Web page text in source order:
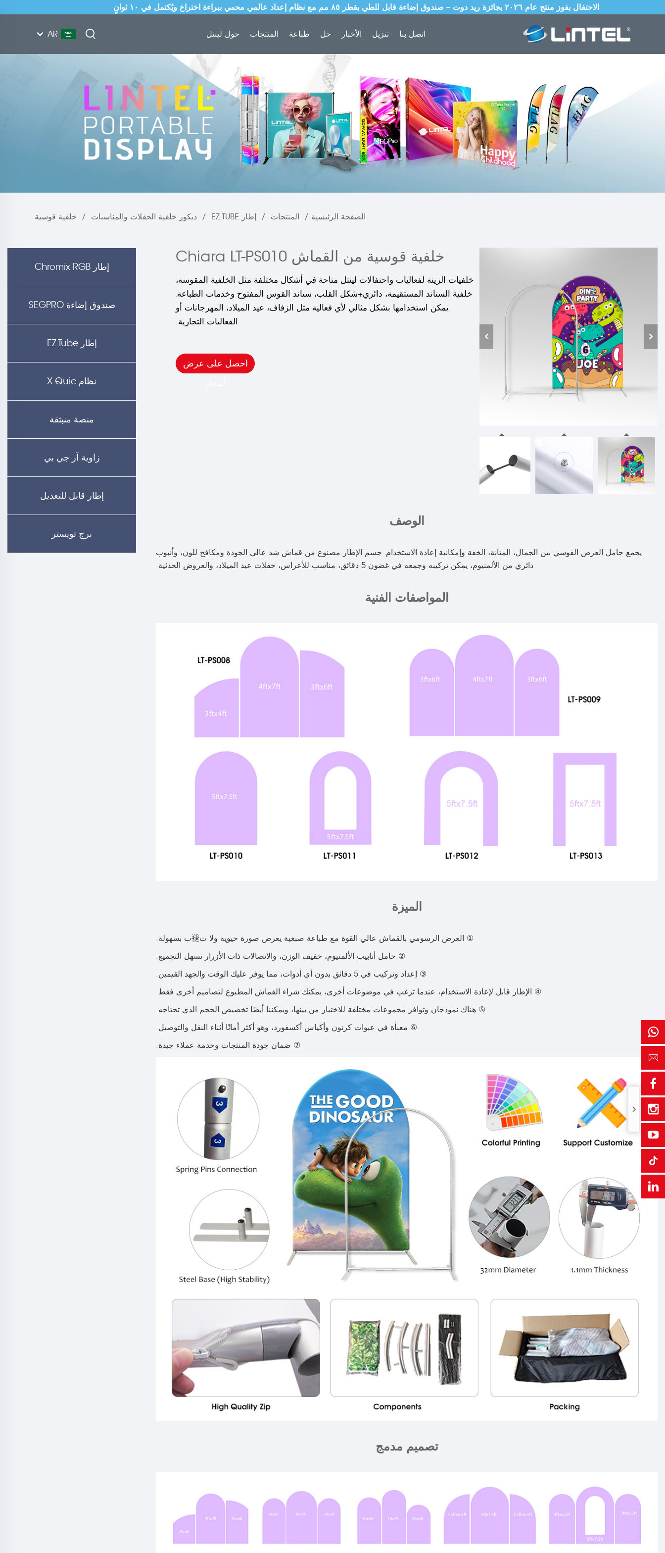
الاحتفال بفوز منتج عام ٢٠٢٦ بجائزة ريد دوت – صندوق إضاءة قابل للطي بقطر ٨٥ مم مع نظام إعداد عالمي محمي ببراءة اختراع ويُكتمل في ١٠ ثوانٍ
حول لينتل المنتجات طباعة حل الأخبار تنزيل اتصل بنا AR
الصفحة الرئيسية / المنتجات / إطار EZ TUBE / ديكور خلفية الحفلات والمناسبات / خلفية قوسية
إطار Chromix RGB
صندوق إضاءة SEGPRO
إطار EZ Tube
نظام X Quic
منصة منبثقة
زاوية آر جي بي
إطار قابل للتعديل
برج تويستر
خلفية قوسية من القماش Chiara LT-PS010
خلفيات الزينة لفعاليات واحتفالات لينتل متاحة في أشكال مختلفة مثل الخلفية المقوسة،
خلفية الستاند المستقيمة، دائري+شكل القلب، ستاند القوس المفتوح وخدمات الطباعة.
يمكن استخدامها بشكل مثالي لأي فعالية مثل الزفاف، عيد الميلاد، المهرجانات أو
الفعاليات التجارية.
احصل على عرض
الوصف
يجمع حامل العرض القوسي بين الجمال، المتانة، الخفة وإمكانية إعادة الاستخدام. جسم الإطار مصنوع من قماش شد عالي الجودة ومكافح للون، وأنبوب
دائري من الألمنيوم، يمكن تركيبه وجمعه في غضون 5 دقائق، مناسب للأعراس، حفلات عيد الميلاد، والعروض الحدثية.
المواصفات الفنية
الميزة
① العرض الرسومي بالقماش عالي القوة مع طباعة صبغية يعرض صورة حيوية ولا ت褪ب بسهولة.
② حامل أنابيب الألمنيوم، خفيف الوزن، والاتصالات ذات الأزرار تسهل التجميع.
③ إعداد وتركيب في 5 دقائق بدون أي أدوات، مما يوفر عليك الوقت والجهد القيمين.
④ الإطار قابل لإعادة الاستخدام، عندما ترغب في موضوعات أخرى، يمكنك شراء القماش المطبوع لتصاميم أخرى فقط.
⑤ هناك نموذجان وتوافر مجموعات مختلفة للاختيار من بينها، ويمكننا أيضًا تخصيص الحجم الذي تحتاجه.
⑥ معبأة في عبوات كرتون وأكياس أكسفورد، وهو أكثر أمانًا أثناء النقل والتوصيل.
⑦ ضمان جودة المنتجات وخدمة عملاء جيدة.
تصميم مدمج